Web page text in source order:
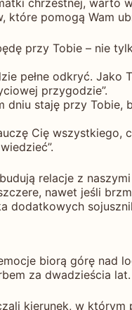
pomogą Wam
przy Tobie – nie
pełne odkryć.
przygodzie”.
dniu staję przy
Cię
relacje z
nawet jeśli
dodatkowych
biorą górę nad
za dwadzieścia
kierunek, w